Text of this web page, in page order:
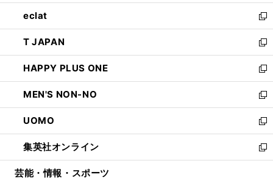
開
く
ウ
で
開
く
ン
ド
ウ
で
開
く
ウ
ィ
ン
ド
ウ
で
開
く
し
い
ウ
ィ
ン
ド
ウ
で
開
く
eclat
新
し
い
ウ
ィ
ン
ド
ウ
で
開
く
T JAPAN
新
し
い
ウ
ィ
ン
ド
ウ
で
開
HAPPY PLUS ONE
新
し
い
ウ
ィ
ン
ド
ウ
MEN'S NON-NO
新
し
い
ウ
ィ
ン
UOMO
新
し
い
ウ
集英社オンライン
新
し
芸能・情報・スポーツ